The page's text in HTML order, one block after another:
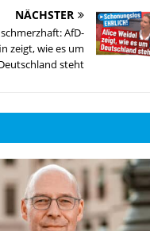
NÄCHSTER
AfD-
zeigt, wie es um
steht